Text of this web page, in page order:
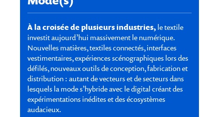
À la croisée de plusieurs industries,le textile
investit aujourd’hui massivement le numérique.
Nouvelles matières, textiles connectés, interfaces
vestimentaires, expériences scénographiques lors des
défilés, nouveaux outils de conception, fabrication et
distribution : autant de vecteurs et de secteurs dans
lesquels la mode s’hybride avec le digital créant des
expérimentations inédites et des écosystèmes
audacieux.